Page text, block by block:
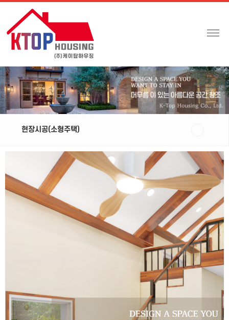
현장시공(소형주택)